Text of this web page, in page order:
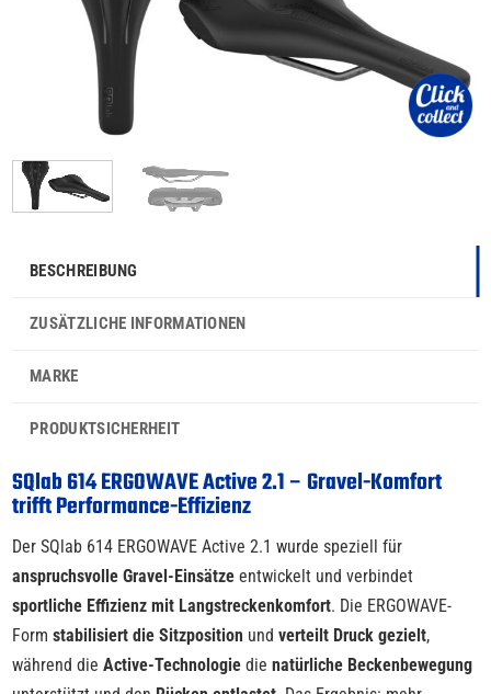
BESCHREIBUNG
ZUSÄTZLICHE INFORMATIONEN
MARKE
PRODUKTSICHERHEIT
SQlab 614 ERGOWAVE Active 2.1 – Gravel-Komfort
trifft Performance-Effizienz
Der SQlab 614 ERGOWAVE Active 2.1 wurde speziell für
anspruchsvolle Gravel-Einsätzeentwickelt und verbindet
sportliche Effizienz mit Langstreckenkomfort. Die ERGOWAVE-
Formstabilisiert die Sitzposition undverteilt Druck gezielt,
während dieActive-Technologiedienatürliche Beckenbewegung